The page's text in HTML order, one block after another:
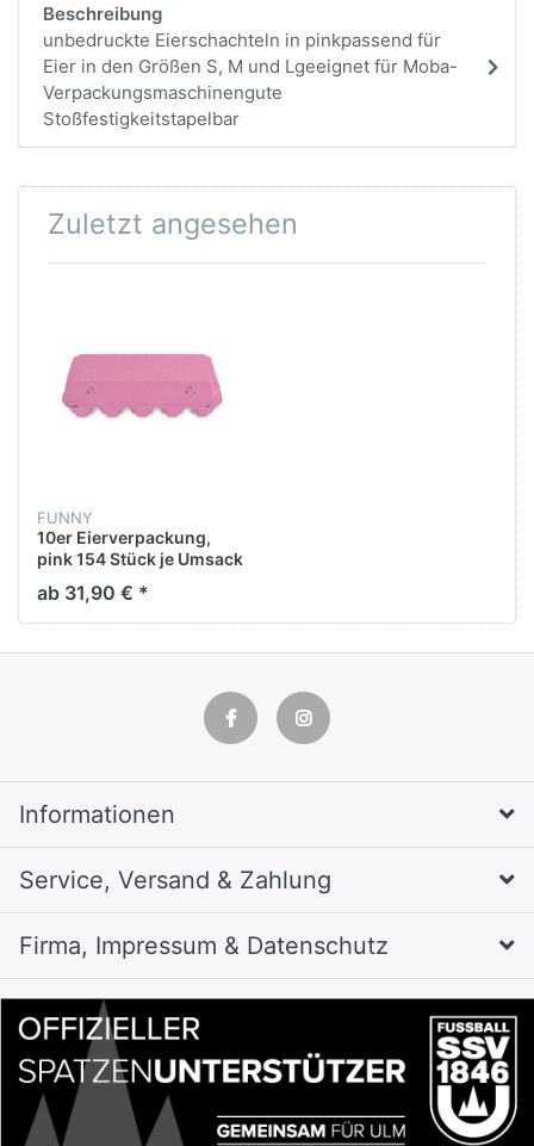
Beschreibung
unbedruckte Eierschachteln in pinkpassend für
Eier in den Größen S, M und Lgeeignet für Moba-
Verpackungsmaschinengute
Stoßfestigkeitstapelbar
Zuletzt angesehen
FUNNY
10er Eierverpackung,
pink 154 Stück je Umsack
ab 31,90 € *
Informationen
Service, Versand & Zahlung
Firma, Impressum & Datenschutz